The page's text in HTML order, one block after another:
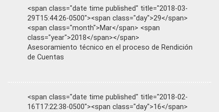
<span class="date time published" title="2018-03-
29T15:44:26-0500"><span class="day">29</span>
<span class="month">Mar</span> <span
class="year">2018</span></span>
Asesoramiento técnico en el proceso de Rendición
de Cuentas
<span class="date time published" title="2018-02-
16T17:22:38-0500"><span class="day">16</span>